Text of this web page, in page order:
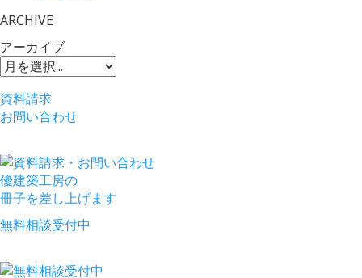
ARCHIVE
アーカイブ
資料請求
お問い合わせ
優建築工房の
冊子を差し上げます
無料相談受付中